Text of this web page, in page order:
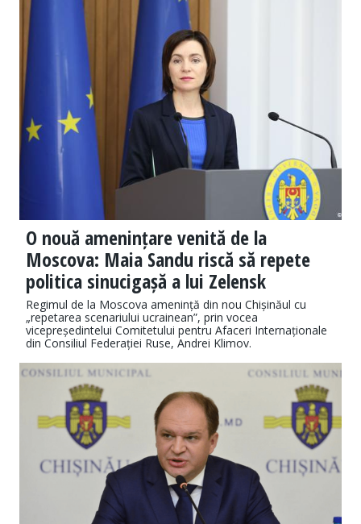
O nouă amenințare venită de la
Moscova: Maia Sandu riscă să repete
politica sinucigașă a lui Zelensk
Regimul de la Moscova amenință din nou Chișinăul cu
„repetarea scenariului ucrainean”, prin vocea
vicepreședintelui Comitetului pentru Afaceri Internaționale
din Consiliul Federației Ruse, Andrei Klimov.